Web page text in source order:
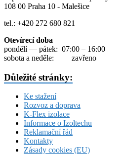
108 00 Praha 10 - Malešice
tel.: +420 272 680 821
Otevírecí doba
pondělí — pátek: 07:00 – 16:00
sobota a neděle: zavřeno
Důležité stránky:
Ke stažení
Rozvoz a doprava
K-Flex izolace
Informace o Izoltechu
Reklamační řád
Kontakty
Zásady cookies (EU)